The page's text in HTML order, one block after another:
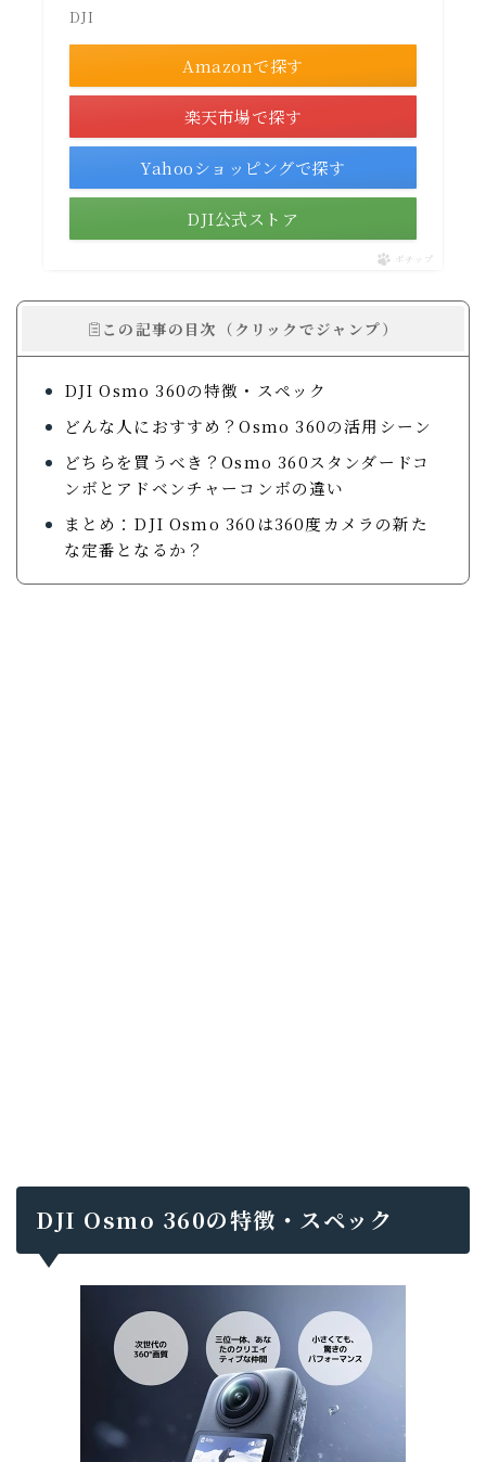
DJI
Amazonで探す
楽天市場で探す
Yahooショッピングで探す
DJI公式ストア
ポチップ
この記事の目次（クリックでジャンプ）
DJI Osmo 360の特徴・スペック
どんな人におすすめ？Osmo 360の活用シーン
どちらを買うべき？Osmo 360スタンダードコ
ンボとアドベンチャーコンボの違い
まとめ：DJI Osmo 360は360度カメラの新た
な定番となるか？
DJI Osmo 360の特徴・スペック